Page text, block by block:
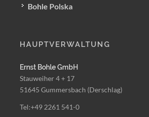
Bohle Polska
HAUPTVERWALTUNG
Ernst Bohle GmbH
Stauweiher 4 + 17
51645 Gummersbach (Derschlag)
Tel:+49 2261 541-0